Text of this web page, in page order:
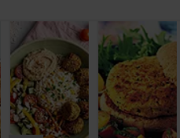
Prăjitură de
mere
nemțească
Cel mult 60 minute
Simplu
Chifteluțe cu
piure de
cartofi și
chives
Cel mult 60 minute